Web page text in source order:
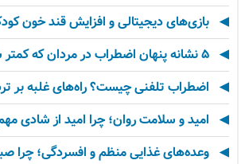
بازی‌های دیجیتالی و افزایش قند خون
۵ نشانه پنهان اضطراب در مردان که کمتر شناخته شده‌اند
اضطراب تلفنی چیست؟ راه‌های غلبه بر
امید و سلامت روان؛ چرا امید از شادی
وعده‌های غذایی منظم و افسردگی؛ چرا